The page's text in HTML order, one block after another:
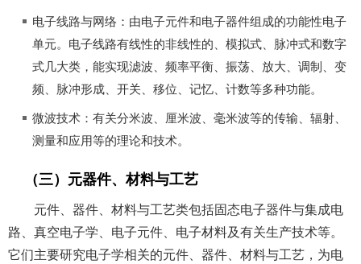
电子线路与网络：由电子元件和电子器件组成的功能性电子
单元。电子线路有线性的非线性的、模拟式、脉冲式和数字
式几大类，能实现滤波、频率平衡、振荡、放大、调制、变
频、脉冲形成、开关、移位、记忆、计数等多种功能。
微波技术：有关分米波、厘米波、毫米波等的传输、辐射、
测量和应用等的理论和技术。
（三）元器件、材料与工艺
元件、器件、材料与工艺类包括固态电子器件与集成电
路、真空电子学、电子元件、电子材料及有关生产技术等。
它们主要研究电子学相关的元件、器件、材料与工艺，为电